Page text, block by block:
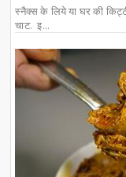
स्नैक्स के लिये या घर की
चाट. इ...